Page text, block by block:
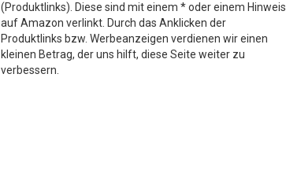
(Produktlinks). Diese sind mit einem * oder einem Hinweis
auf Amazon verlinkt. Durch das Anklicken der
Produktlinks bzw. Werbeanzeigen verdienen wir einen
kleinen Betrag, der uns hilft, diese Seite weiter zu
verbessern.